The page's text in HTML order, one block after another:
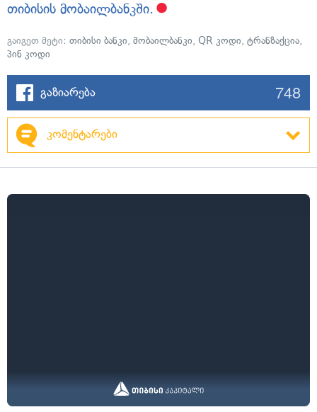
თიბისის მობაილბანკში.
გაიგეთ მეტი: თიბისი ბანკი, მობაილბანკი, QR კოდი, ტრანზაქცია,
პინ კოდი
გაზიარება 748
კომენტარები